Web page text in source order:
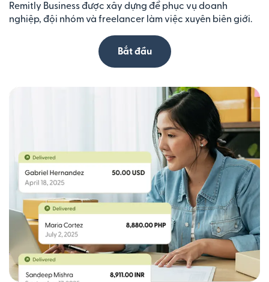
Remitly Business được xây dựng để phục vụ doanh
nghiệp, đội nhóm và freelancer làm việc xuyên biên giới.
Bắt đầu